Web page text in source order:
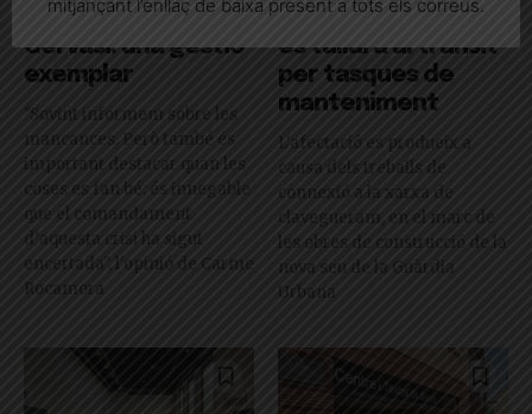
L’esvoranc de Sant
Gervasi: una gestió
exemplar
"Sovint informem sobre les
mancances. Però també és
important destacar quan les
coses es fan bé: és innegable
que el comandament
d’aquesta crisi ha sigut
encertada", l'opinió de Carme
Rocamora
L’avinguda J.V. Foix
es tallarà al trànsit
per tasques de
manteniment
L'afectació es produeix a
causa dels treballs de
connexió a la xarxa de
clavegueram, en el marc de
les obres de construcció de la
nova seu de la Guàrdia
Urbana
mitjançant l’enllaç de baixa present a tots els correus.